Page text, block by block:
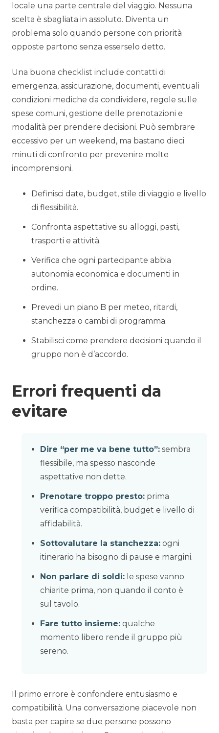
locale una parte centrale del viaggio. Nessuna
scelta è sbagliata in assoluto. Diventa un
problema solo quando persone con priorità
opposte partono senza esserselo detto.
Una buona checklist include contatti di
emergenza, assicurazione, documenti, eventuali
condizioni mediche da condividere, regole sulle
spese comuni, gestione delle prenotazioni e
modalità per prendere decisioni. Può sembrare
eccessivo per un weekend, ma bastano dieci
minuti di confronto per prevenire molte
incomprensioni.
Definisci date, budget, stile di viaggio e livello
di flessibilità.
Confronta aspettative su alloggi, pasti,
trasporti e attività.
Verifica che ogni partecipante abbia
autonomia economica e documenti in
ordine.
Prevedi un piano B per meteo, ritardi,
stanchezza o cambi di programma.
Stabilisci come prendere decisioni quando il
gruppo non è d’accordo.
Errori frequenti da
evitare
Dire “per me va bene tutto”: sembra
flessibile, ma spesso nasconde
aspettative non dette.
Prenotare troppo presto: prima
verifica compatibilità, budget e livello di
affidabilità.
Sottovalutare la stanchezza: ogni
itinerario ha bisogno di pause e margini.
Non parlare di soldi: le spese vanno
chiarite prima, non quando il conto è
sul tavolo.
Fare tutto insieme: qualche
momento libero rende il gruppo più
sereno.
Il primo errore è confondere entusiasmo e
compatibilità. Una conversazione piacevole non
basta per capire se due persone possono